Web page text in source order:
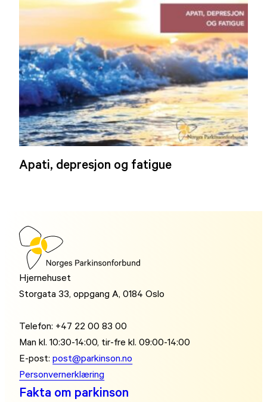
Apati, depresjon og fatigue
Hjernehuset
Storgata 33, oppgang A, 0184 Oslo
Telefon: +47 22 00 83 00
Man kl. 10:30-14:00, tir-fre kl. 09:00-14:00
E-post:post@parkinson.no
Personvernerklæring
Fakta om parkinson